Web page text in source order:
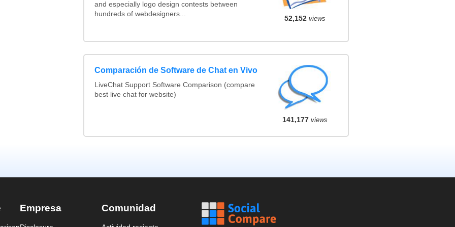
and especially logo design contests between
hundreds of webdesigners...
52,152 views
Comparación de Software de Chat en Vivo
LiveChat Support Software Comparison (compare
best live chat for website)
141,177 views
Empresa Comunidad